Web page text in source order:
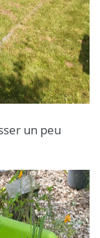
un peu